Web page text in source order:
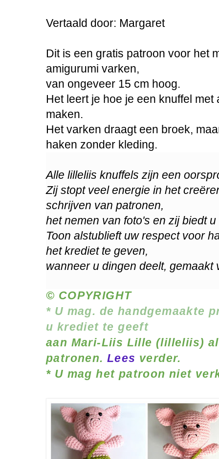
Vertaald door: Margaret
Dit is een gratis patroon voor het
amigurumi varken,
van ongeveer 15 cm hoog.
Het leert je hoe je een knuffel
maken.
Het varken draagt een broek,
haken zonder kleding.
Alle lilleliis knuffels zijn een
Zij stopt veel energie in het
schrijven van patronen,
het nemen van foto's en zij biedt
Toon alstublieft uw respect voor
het krediet te geven,
wanneer u dingen deelt, gemaakt
© COPYRIGHT
* U mag. de handgemaakte
u krediet te geeft
aan Mari-Liis Lille (lilleliis)
patronen.Lees verder.
* U mag het patroon niet